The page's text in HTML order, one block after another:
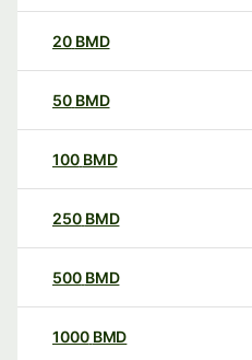
20 BMD
50 BMD
100 BMD
250 BMD
500 BMD
1000 BMD